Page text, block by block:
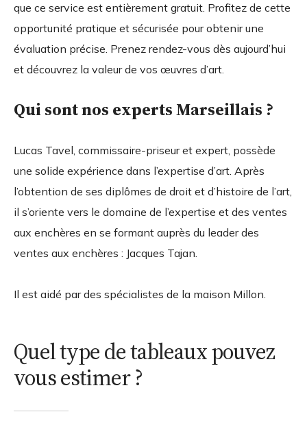
que ce service est entièrement gratuit. Profitez de cette
opportunité pratique et sécurisée pour obtenir une
évaluation précise. Prenez rendez-vous dès aujourd’hui
et découvrez la valeur de vos œuvres d’art.
Qui sont nos experts Marseillais ?
Lucas Tavel, commissaire-priseur et expert, possède
une solide expérience dans l’expertise d’art. Après
l’obtention de ses diplômes de droit et d’histoire de l’art,
il s’oriente vers le domaine de l’expertise et des ventes
aux enchères en se formant auprès du leader des
ventes aux enchères : Jacques Tajan.
Il est aidé par des spécialistes de la maison Millon.
Quel type de tableaux pouvez
vous estimer ?